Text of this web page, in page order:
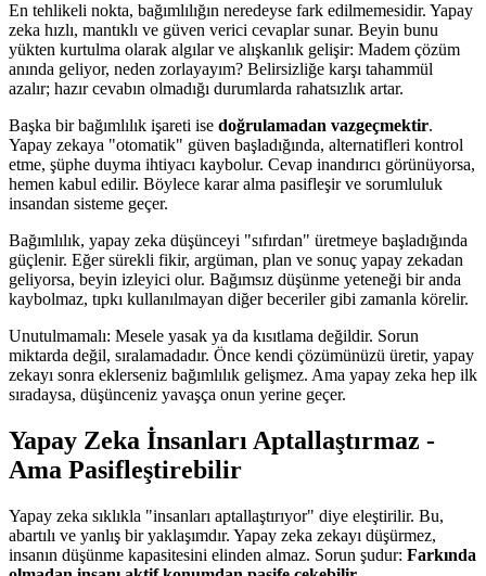
En tehlikeli nokta, bağımlılığın neredeyse fark edilmemesidir. Yapay
zeka hızlı, mantıklı ve güven verici cevaplar sunar. Beyin bunu
yükten kurtulma olarak algılar ve alışkanlık gelişir: Madem çözüm
anında geliyor, neden zorlayayım? Belirsizliğe karşı tahammül
azalır; hazır cevabın olmadığı durumlarda rahatsızlık artar.
Başka bir bağımlılık işareti ise doğrulamadan vazgeçmektir.
Yapay zekaya "otomatik" güven başladığında, alternatifleri kontrol
etme, şüphe duyma ihtiyacı kaybolur. Cevap inandırıcı görünüyorsa,
hemen kabul edilir. Böylece karar alma pasifleşir ve sorumluluk
insandan sisteme geçer.
Bağımlılık, yapay zeka düşünceyi "sıfırdan" üretmeye başladığında
güçlenir. Eğer sürekli fikir, argüman, plan ve sonuç yapay zekadan
geliyorsa, beyin izleyici olur. Bağımsız düşünme yeteneği bir anda
kaybolmaz, tıpkı kullanılmayan diğer beceriler gibi zamanla körelir.
Unutulmamalı: Mesele yasak ya da kısıtlama değildir. Sorun
miktarda değil, sıralamadadır. Önce kendi çözümünüzü üretir, yapay
zekayı sonra eklerseniz bağımlılık gelişmez. Ama yapay zeka hep ilk
sıradaysa, düşünceniz yavaşça onun yerine geçer.
Yapay Zeka İnsanları Aptallaştırmaz -
Ama Pasifleştirebilir
Yapay zeka sıklıkla "insanları aptallaştırıyor" diye eleştirilir. Bu,
abartılı ve yanlış bir yaklaşımdır. Yapay zeka zekayı düşürmez,
insanın düşünme kapasitesini elinden almaz. Sorun şudur: Farkında